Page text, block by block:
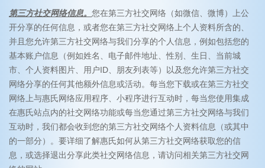
第三方社交网络信息。 您在第三方社交网络（如微信、微博）上公
开分享的任何信息，或者您在第三方社交网络上个人资料所含的、
并且您允许第三方社交网络与我们分享的个人信息，例如包括您的
基本账户信息（例如姓名、电子邮件地址、性别、生日、当前城
市、个人资料图片、用户ID、朋友列表等）以及您允许第三方社交
网络分享的任何其他额外信息或活动。每当您下载或在第三方社交
网络上与惠氏网络应用程序、小程序进行互动时，每当您使用集成
在惠氏站点内的社交网络功能或每当您通过第三方社交网络与我们
互动时，我们都会收到您的第三方社交网络个人资料信息（或其中
的一部分）。要详细了解惠氏如何从第三方社交网络获取您的信
息，或选择退出分享此类社交网络信息，请访问相关第三方社交网